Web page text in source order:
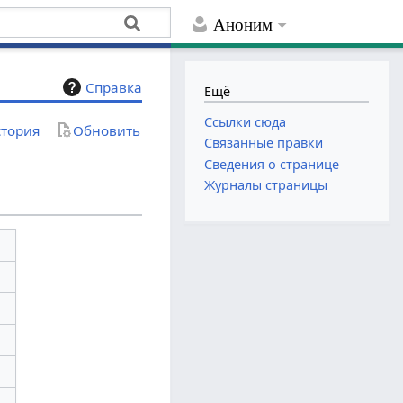
Аноним
Справка
Обновить
Ещё
Ссылки сюда
Связанные правки
Сведения о странице
Журналы страницы